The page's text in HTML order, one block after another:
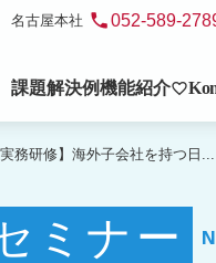
名古屋本社 phone052-589-
課題解決例機能紹介favorite_border
実務研修】海外子会社を持つ日...
ミナー